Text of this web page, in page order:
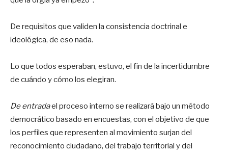
De requisitos que validen la consistencia doctrinal e
ideológica, de eso nada.
Lo que todos esperaban, estuvo, el fin de la incertidumbre
de cuándo y cómo los elegiran.
De entradael proceso interno se realizará bajo un método
democrático basado en encuestas, con el objetivo de que
los perfiles que representen al movimiento surjan del
reconocimiento ciudadano, del trabajo territorial y del